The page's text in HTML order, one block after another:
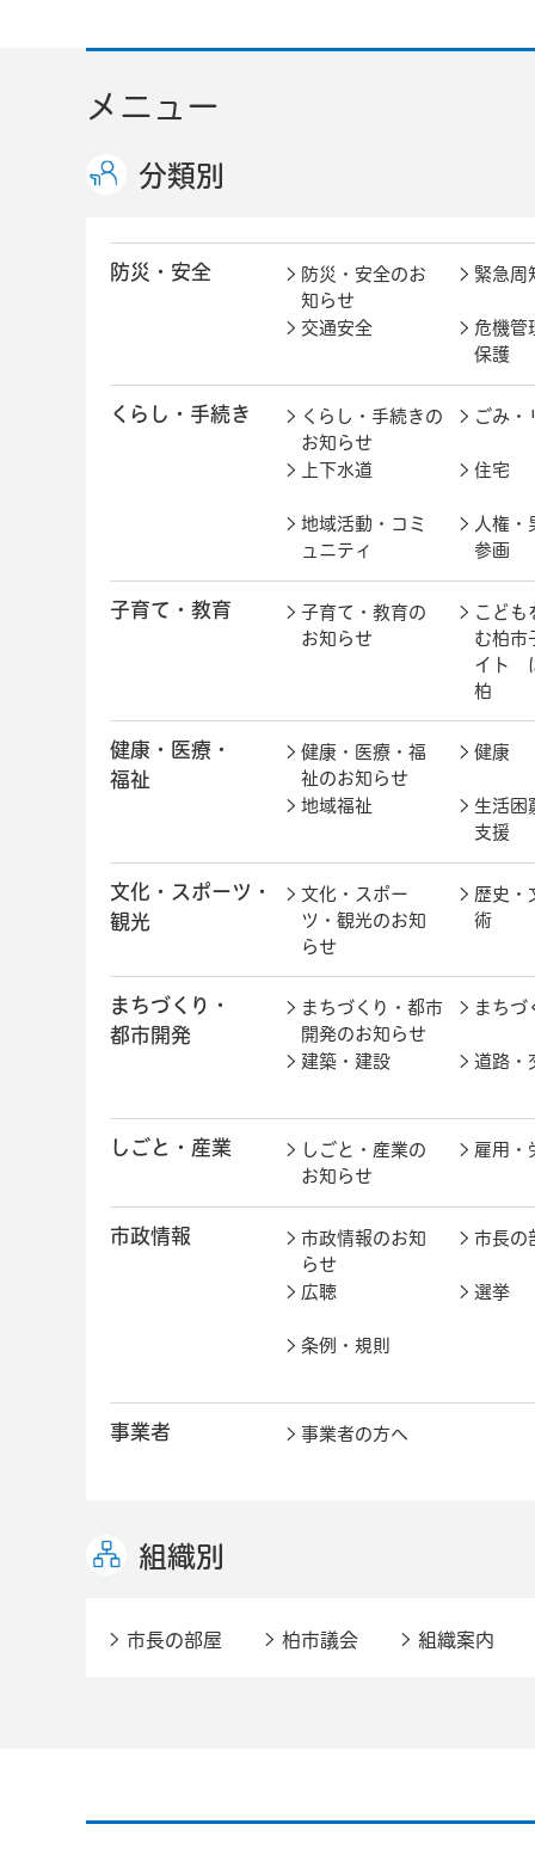
メニュー
分類別
防災・安全
防災・安全のお
知らせ
緊急周
交通安全
危機管
保護
くらし・手続き
くらし・手続きの
お知らせ
ごみ・
上下水道
住宅
地域活動・コミ
ュニティ
人権・
参画
子育て・教育
子育て・教育の
お知らせ
こども
む柏市
イト
柏
健康・医療・
福祉
健康・医療・福
祉のお知らせ
健康
地域福祉
生活困
支援
文化・スポーツ・
観光
文化・スポー
ツ・観光のお知
らせ
歴史・
術
まちづくり・
都市開発
まちづくり・都市
開発のお知らせ
まちづ
建築・建設 道路・
しごと・産業
しごと・産業の
お知らせ
雇用・
市政情報
市政情報のお知
らせ
市長の
広聴 選挙
条例・規則
事業者 事業者の方へ
組織別
市長の部屋 柏市議会 組織案内